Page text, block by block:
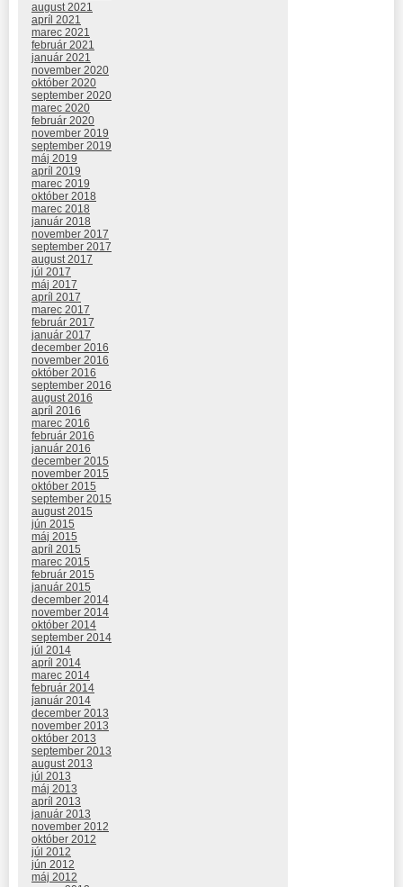
august 2021
apríl 2021
marec 2021
február 2021
január 2021
november 2020
október 2020
september 2020
marec 2020
február 2020
november 2019
september 2019
máj 2019
apríl 2019
marec 2019
október 2018
marec 2018
január 2018
november 2017
september 2017
august 2017
júl 2017
máj 2017
apríl 2017
marec 2017
február 2017
január 2017
december 2016
november 2016
október 2016
september 2016
august 2016
apríl 2016
marec 2016
február 2016
január 2016
december 2015
november 2015
október 2015
september 2015
august 2015
jún 2015
máj 2015
apríl 2015
marec 2015
február 2015
január 2015
december 2014
november 2014
október 2014
september 2014
júl 2014
apríl 2014
marec 2014
február 2014
január 2014
december 2013
november 2013
október 2013
september 2013
august 2013
júl 2013
máj 2013
apríl 2013
január 2013
november 2012
október 2012
júl 2012
jún 2012
máj 2012